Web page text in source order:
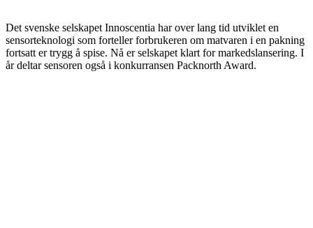
Det svenske selskapet Innoscentia har over lang tid utviklet en
sensorteknologi som forteller forbrukeren om matvaren i en pakning
fortsatt er trygg å spise. Nå er selskapet klart for markedslansering. I
år deltar sensoren også i konkurransen Packnorth Award.